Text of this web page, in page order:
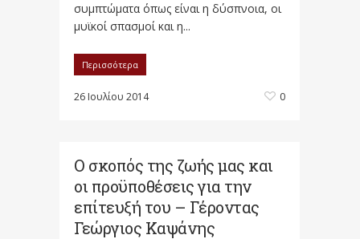
συμπτώματα όπως είναι η δύσπνοια, οι
μυϊκοί σπασμοί και η...
Περισσότερα
26 Ιουλίου 2014 0
Ο σκοπός της ζωής μας και
οι προϋποθέσεις για την
επίτευξή του – Γέροντας
Γεώργιος Καψάνης